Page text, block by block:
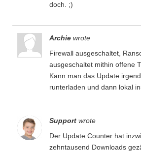
doch. ;)
Archie wrote
Firewall ausgeschaltet,
ausgeschaltet mithin offene
Kann man das Update
runterladen und dann lokal
Support wrote
Der Update Counter hat
zehntausend Downloads